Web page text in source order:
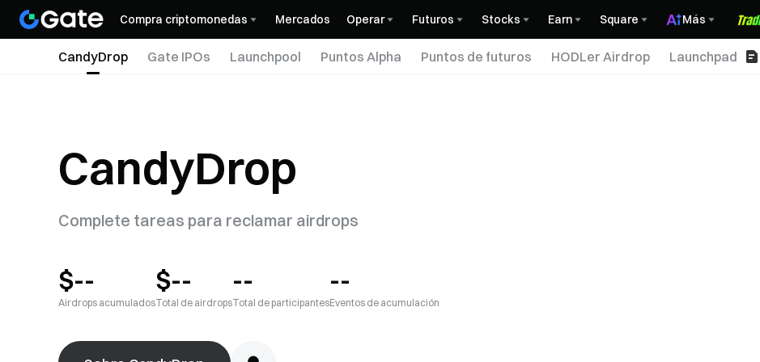
Compra criptomonedas Mercados Operar Futuros Stocks Earn Square Más
CandyDrop Gate IPOs Launchpool Puntos Alpha Puntos de futuros HODLer Airdrop Launchpad
CandyDrop
Complete tareas para reclamar airdrops
$--
Airdrops acumulados
$--
Total de airdrops
--
Total de participantes
--
Eventos de acumulación